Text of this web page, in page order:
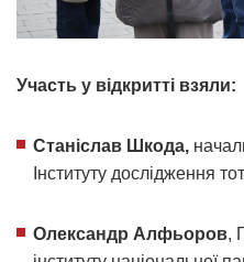
Участь у відкритті взяли:
Станіслав Шкода,
Інституту дослідження
Олександр Алфьоров,